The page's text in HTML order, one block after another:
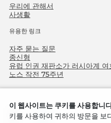
우리에 관해서
사생활
유용한 링크
자주 묻는 질문
종신형
유럽 인권 재판소가 러시아계
노스 작전 75주년
이 웹사이트는 쿠키를 사용합니
키를 사용하여 귀하의 방문을 보